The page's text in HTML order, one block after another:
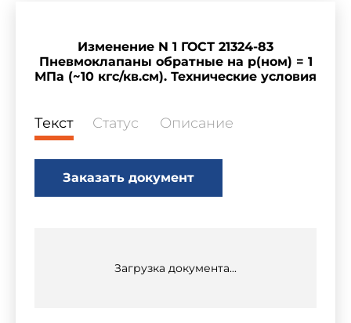
Изменение N 1 ГОСТ 21324-83
Пневмоклапаны обратные на р(ном) = 1
МПа (~10 кгс/кв.см). Технические условия
Текст Статус Описание
Заказать документ
Загрузка документа...